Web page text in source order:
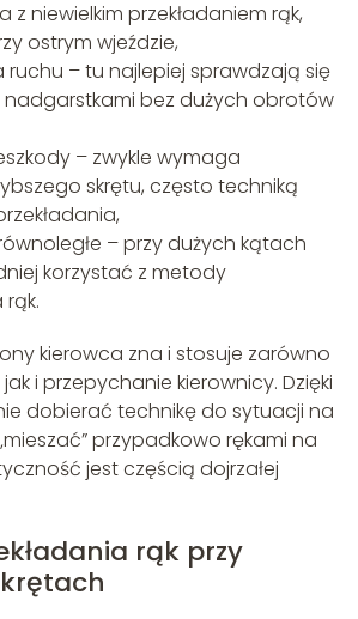
z niewielkim przekładaniem rąk,
ostrym wjeździe,
ruchu – tu najlepiej sprawdzają się
nadgarstkami bez dużych obrotów
– zwykle wymaga
skrętu, często techniką
– przy dużych kątach
korzystać z metody
rąk.
kierowca zna i stosuje zarówno
i przepychanie kierownicy. Dzięki
dobierać technikę do sytuacji na
przypadkowo rękami na
jest częścią dojrzałej
rąk przy